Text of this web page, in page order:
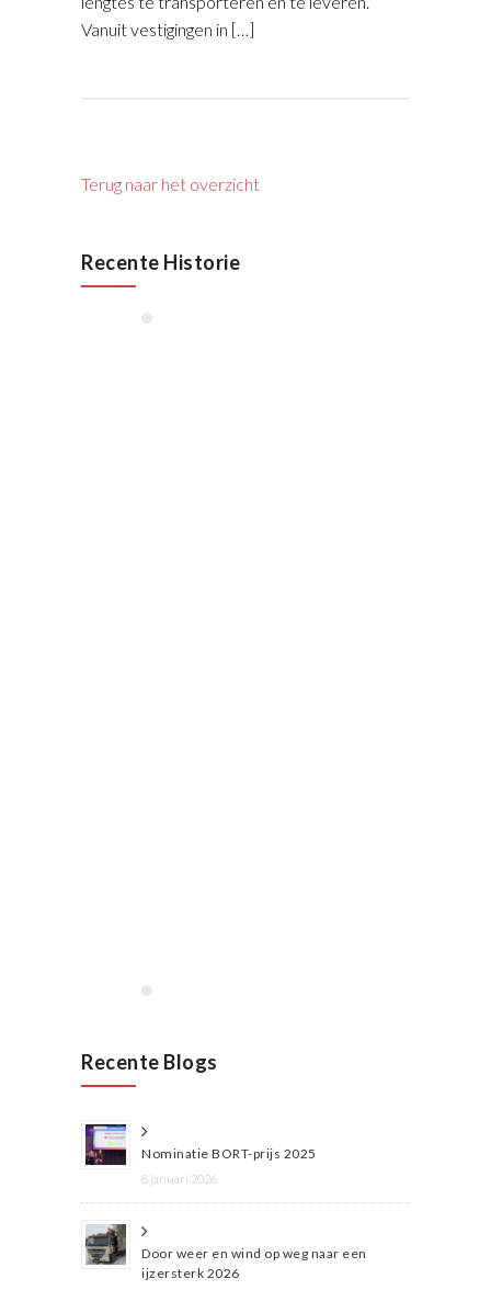
Vanuit vestigingen in […]
Terug naar het overzicht
Recente Historie
Recente Blogs
Nominatie BORT-prijs 2025
8 januari 2026
Door weer en wind op weg naar een
ijzersterk 2026